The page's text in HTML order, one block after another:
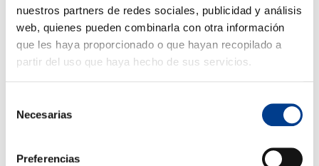
nuestros partners de redes sociales, publicidad y análisis
web, quienes pueden combinarla con otra información
que les haya proporcionado o que hayan recopilado a
partir del uso que haya hecho de sus servicios.
Necesarias
Preferencias
Coche de pasajeros pequeño A/C
Caja de cambios manual